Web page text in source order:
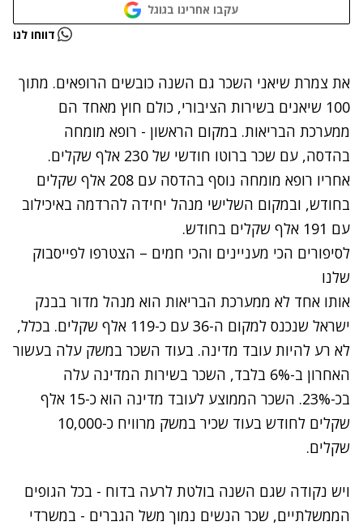
עקבו אחרינו בגוגל
נתקלנו בבעיה דווחו לנו
את צמרת שיאני השכר גם השנה כובשים הרופאים. מתוך
100 שיאנים בשירות הציבורי, כולם חוץ מאחד הם
ממערכת הבריאות. במקום הראשון - רופא מומחה
בהדסה, עם שכר ברוטו חודשי של 230 אלף שקלים.
אחריו רופא מומחה נוסף בהדסה עם 208 אלף שקלים
בחודש, ובמקום השלישי מנהל יחידה להרדמה באיכילוב
עם 191 אלף שקלים בחודש.
לסיפורים הכי מעניינים והכי חמים – הצטרפו לפייסבוק
שלנו
אותו אחד לא ממערכת הבריאות הוא מנהל מדור בבנק
ישראל שנכנס למקום ה-36 עם כ-119 אלף שקלים. בכלל,
לא רע להיות עובד מדינה. בעוד השכר במשק עלה בעשור
האחרון ב-6% בלבד, השכר בשירות המדינה עלה
בכ-23%. השכר הממוצע לעובד מדינה הוא כ-15 אלף
שקלים לחודש בעוד שכיר במשק מרוויח כ-10,000
שקלים.
ויש נקודה שגם השנה בולטת לרעה בדוח - בכל הגופים
הממשלתיים, שכר הנשים נמוך משל הגברים - במשרדי